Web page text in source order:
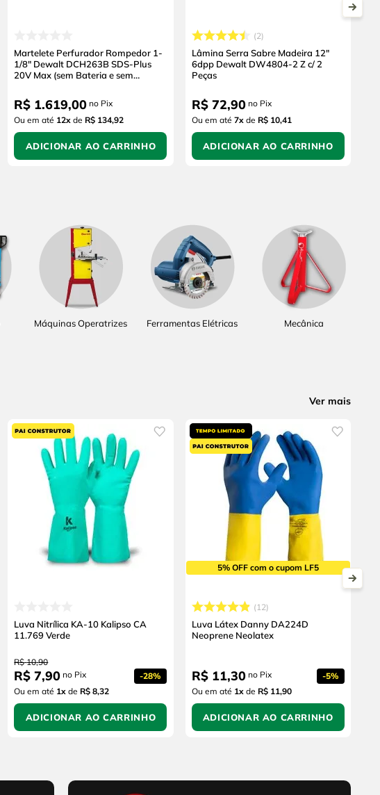
Martelete Perfurador Rompedor 1-
1/8" Dewalt DCH263B SDS-Plus
20V Max (sem Bateria e sem
R$ 1.619,00 no Pix
Ou em até 12x de R$ 134,92
ADICIONAR AO CARRINHO
2
Lâmina Serra Sabre Madeira 12"
6dpp Dewalt DW4804-2 Z c/ 2
Peças
R$ 72,90no Pix
Ou em até 7xde R$ 10,41
ADICIONAR AO CARRINHO
Máquinas Operatrizes Ferramentas Elétricas Mecânica
Ver mais
Luva Nitrílica KA-10 Kalipso CA
11.769 Verde
R$ 10,90
R$ 7,90 no Pix -28%
Ou em até 1x de R$ 8,32
ADICIONAR AO CARRINHO
5% OFF com o cupom LF5
12
Luva Látex Danny DA224D
Neoprene Neolatex
R$ 11,30no Pix -5%
Ou em até 1xde R$ 11,90
ADICIONAR AO CARRINHO